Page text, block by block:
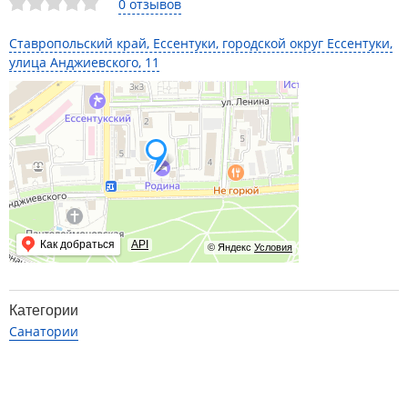
0 отзывов
Ставропольский край, Ессентуки, городской округ Ессентуки,
улица Анджиевского, 11
© Яндекс Условия
Как добраться API
Категории
Санатории